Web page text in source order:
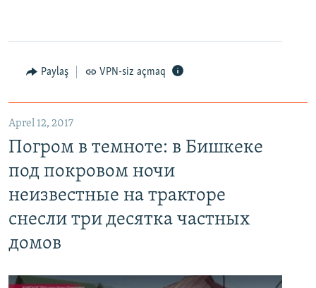
Paylaş VPN-siz açmaq
Aprel 12, 2017
Погром в темноте: в Бишкеке
под покровом ночи
неизвестные на тракторе
снесли три десятка частных
домов